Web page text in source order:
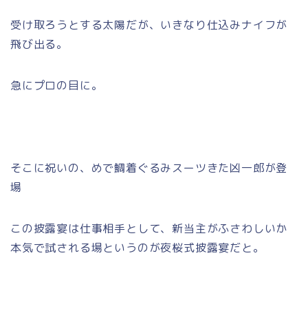
受け取ろうとする太陽だが、いきなり仕込みナイフが
飛び出る。
急にプロの目に。
そこに祝いの、めで鯛着ぐるみスーツきた凶一郎が登
場
この披露宴は仕事相手として、新当主がふさわしいか
本気で試される場というのが夜桜式披露宴だと。